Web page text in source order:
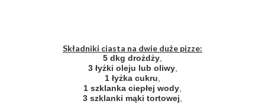
Składniki ciasta na dwie duże pizze:
5 dkg drożdży
3 łyżki oleju lub oliwy,
1 łyżka cukru
1 szklanka ciepłej wody
3 szklanki mąki tortowej